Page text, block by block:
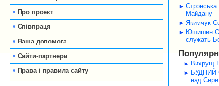
Про проект
Співпраця
Ваша допомога
Сайти-партнери
Права і правила сайту
Стронська
Майдану
Якимчук
Ющишин
служать
Вихрущ
БУДНИЙ
над